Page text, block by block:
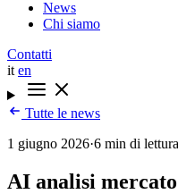
News
Chi siamo
Contatti
it en
Tutte le news
1 giugno 2026·6 min di lettura
AI analisi